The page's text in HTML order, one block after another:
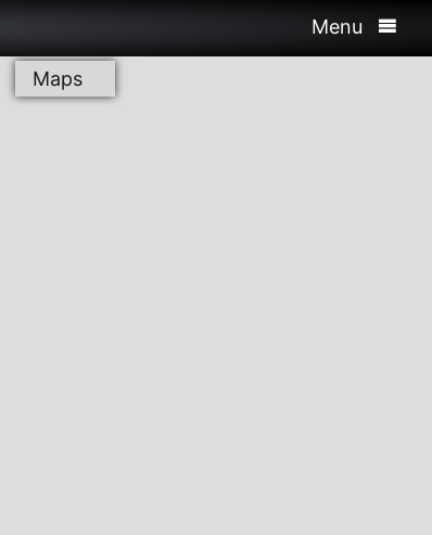
Menu
Maps